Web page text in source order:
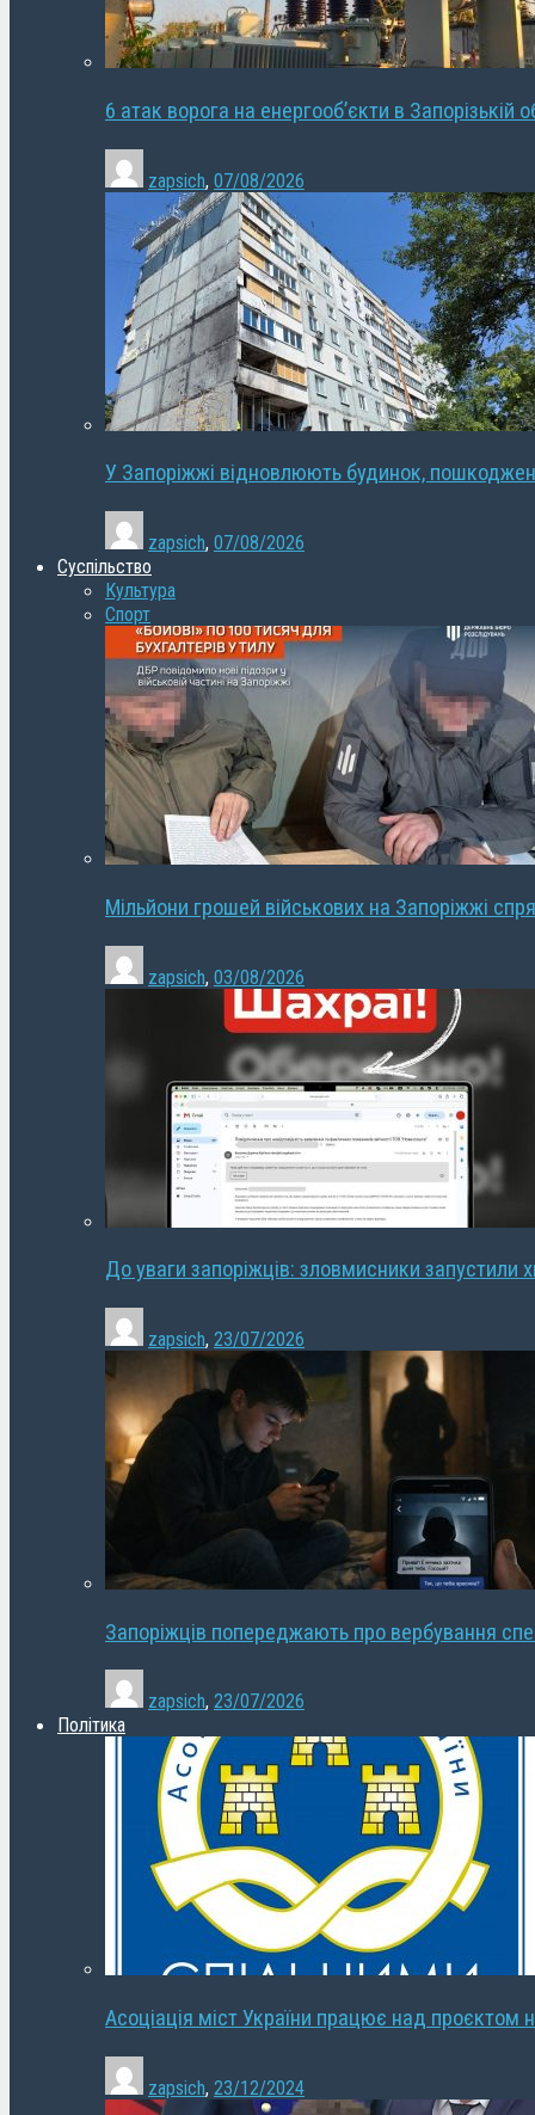
6 атак ворога на енергооб’єкти в Запорізькій
zapsich, 07/08/2026
У Запоріжжі відновлюють будинок,
zapsich, 07/08/2026
Суспільство
Культура
Спорт
Мільйони грошей військових на Запоріжжі
zapsich, 03/08/2026
До уваги запоріжців: зловмисники запустили
zapsich, 23/07/2026
Запоріжців попереджають про вербування
zapsich, 23/07/2026
Політика
Асоціація міст України працює над проєктом
zapsich, 23/12/2024